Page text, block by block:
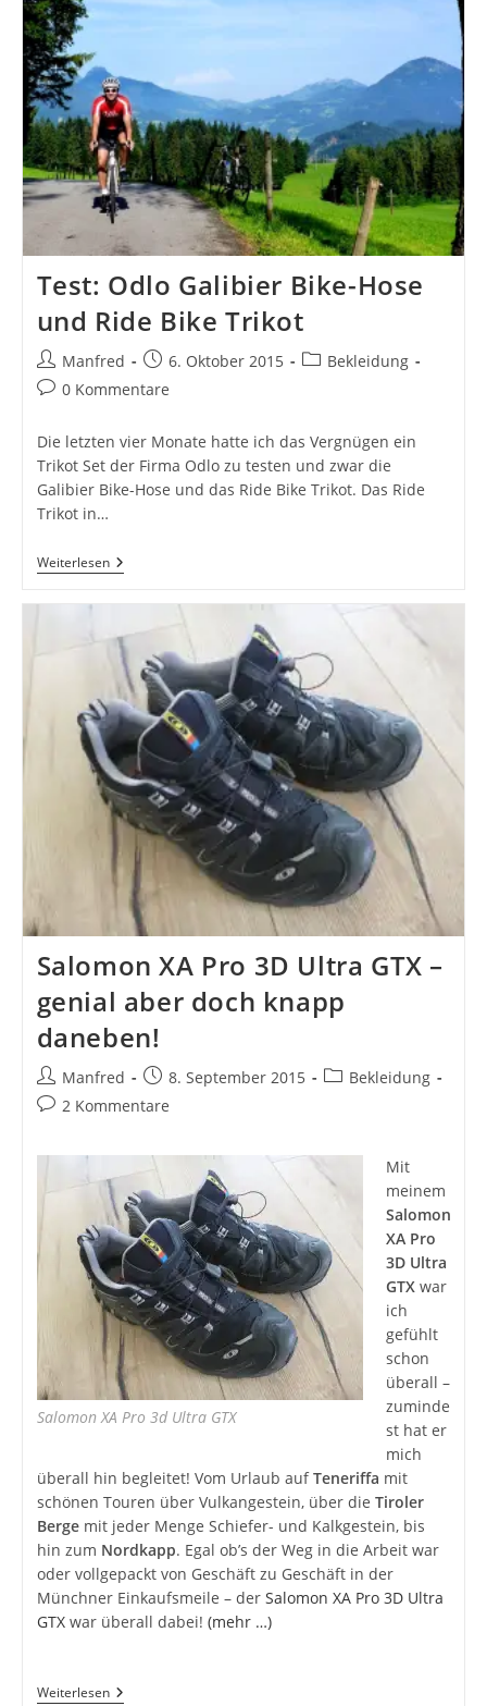
Test: Odlo Galibier Bike-Hose
und Ride Bike Trikot
Beitrags-
Autor:
Manfred
Beitrag
veröffentlicht:
6. Oktober 2015
Beitrags-
Bekleidung
Beitrags-
0 Kommentare
Die letzten vier Monate hatte ich das Vergnügen ein
Trikot Set der Firma Odlo zu testen und zwar die
Galibier Bike-Hose und das Ride Bike Trikot. Das Ride
Trikot in…
WeiterlesenTest:
Odlo
Hose
Und
Ride
Bike
Trikot
Salomon XA Pro 3D Ultra GTX –
genial aber doch knapp
daneben!
Beitrags-
Autor:
Manfred
Beitrag
veröffentlicht:
8. September 2015
Beitrags-
Bekleidung
Beitrags-
2 Kommentare
Salomon XA Pro 3d Ultra GTX
Mit
meinem
Salomon
XA Pro
3D Ultra
GTXwar
ich
gefühlt
schon
überall –
zuminde
st hat er
mich
überall hin begleitet! Vom Urlaub aufTeneriffa mit
schönen Touren über Vulkangestein, über die Tiroler
Bergemit jeder Menge Schiefer- und Kalkgestein, bis
hin zum Nordkapp. Egal ob’s der Weg in die Arbeit war
oder vollgepackt von Geschäft zu Geschäft in der
Münchner Einkaufsmeile – der Salomon XA Pro 3D Ultra
GTXwar überall dabei! (mehr …)
WeiterlesenSalomon